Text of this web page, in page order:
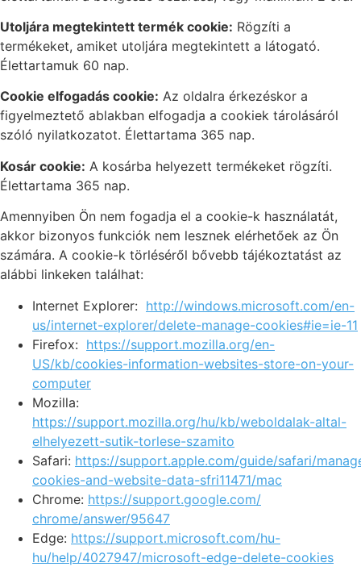
Utoljára megtekintett termék cookie: Rögzíti a
termékeket, amiket utoljára megtekintett a látogató.
Élettartamuk 60 nap.
Cookie elfogadás cookie: Az oldalra érkezéskor a
figyelmeztető ablakban elfogadja a cookiek tárolásáról
szóló nyilatkozatot. Élettartama 365 nap.
Kosár cookie: A kosárba helyezett termékeket rögzíti.
Élettartama 365 nap.
Amennyiben Ön nem fogadja el a cookie-k használatát,
akkor bizonyos funkciók nem lesznek elérhetőek az Ön
számára. A cookie-k törléséről bővebb tájékoztatást az
alábbi linkeken találhat:
Internet Explorer: http://windows.microsoft.com/en-
us/internet-explorer/delete-manage-cookies#ie=ie-11
Firefox: https://support.mozilla.org/en-
US/kb/cookies-information-websites-store-on-your-
computer
Mozilla:
https://support.mozilla.org/hu/kb/weboldalak-altal-
elhelyezett-sutik-torlese-szamito
Safari: https://support.apple.com/guide/safari/
cookies-and-website-data-sfri11471/mac
Chrome: https://support.google.com/
chrome/answer/95647
Edge: https://support.microsoft.com/hu-
hu/help/4027947/microsoft-edge-delete-cookies